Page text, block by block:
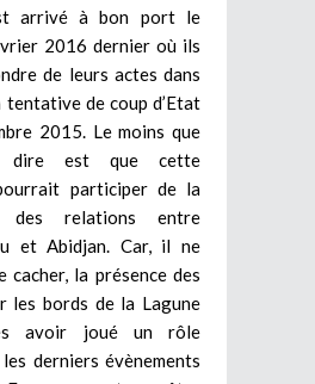
arrivé à bon port le
2016 dernier où ils
de leurs actes dans
tentative de coup d’Etat
2015. Le moins que
dire est que cette
participer de la
des relations entre
et Abidjan. Car, il ne
cacher, la présence des
les bords de la Lagune
avoir joué un rôle
derniers évènements